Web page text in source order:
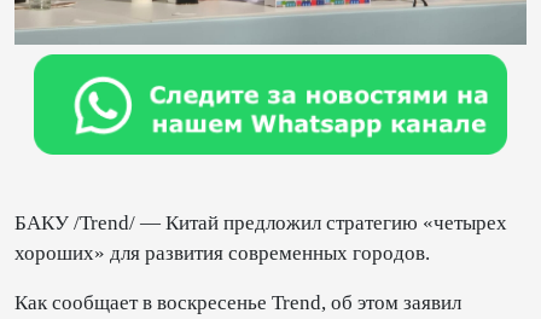
БАКУ /Trend/ — Китай предложил стратегию «четырех
хороших» для развития современных городов.
Как сообщает в воскресенье Trend, об этом заявил